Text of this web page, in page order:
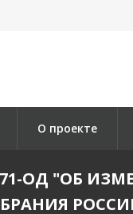
О проекте
ОД "ОБ